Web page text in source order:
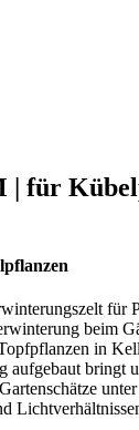
| für
für
beim
in
aufgebaut bringt